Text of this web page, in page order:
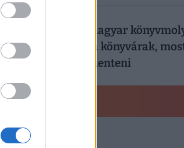
2026. augusztus 5.
Így trükköznek a magyar
nyarán: elszálltak a könyvárak,
forintot meg kell menteni
PÉNZÜGYI KISOKOS
Kezesség